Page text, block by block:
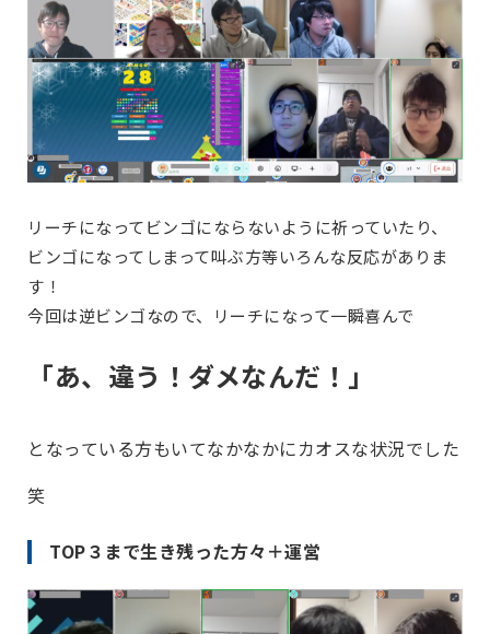
リーチになってビンゴにならないように祈っていたり、
ビンゴになってしまって叫ぶ方等いろんな反応がありま
す！
今回は逆ビンゴなので、リーチになって一瞬喜んで
「あ、違う！ダメなんだ！」
となっている方もいてなかなかにカオスな状況でした
笑
TOP３まで生き残った方々＋運営